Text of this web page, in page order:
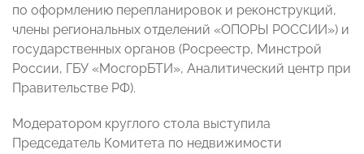
по оформлению перепланировок и реконструкций,
члены региональных отделений «ОПОРЫ РОССИИ») и
государственных органов (Росреестр, Минстрой
России, ГБУ «МосгорБТИ», Аналитический центр при
Правительстве РФ).
Модератором круглого стола выступила
Председатель Комитета по недвижимости